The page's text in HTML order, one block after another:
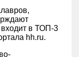
в ТОП-3
hh.ru.